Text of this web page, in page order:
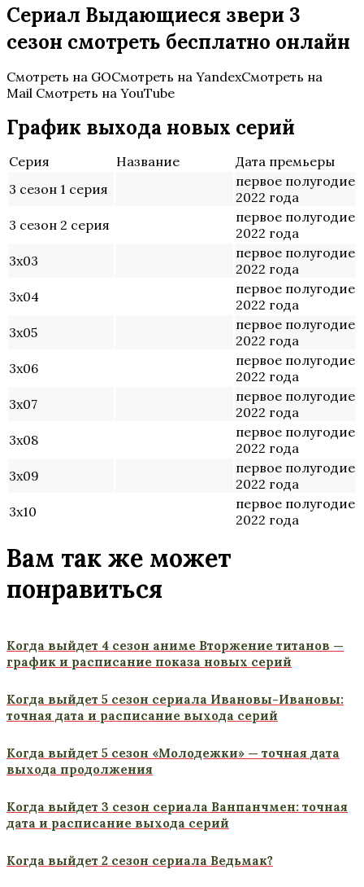
Сериал Выдающиеся звери 3
сезон смотреть бесплатно онлайн
Смотреть на GOСмотреть на YandexСмотреть на
Mail Смотреть на YouTube
График выхода новых серий
Серия Название
Дата премьеры
3 сезон 1 серия
первое полугодие
2022 года
3 сезон 2 серия
первое полугодие
2022 года
3х03
первое полугодие
2022 года
3х04
первое полугодие
2022 года
3х05
первое полугодие
2022 года
3х06
первое полугодие
2022 года
3х07
первое полугодие
2022 года
3х08
первое полугодие
2022 года
3х09
первое полугодие
2022 года
3х10
первое полугодие
2022 года
Вам так же может
понравиться
Когда выйдет 4 сезон аниме Вторжение титанов —
график и расписание показа новых серий
Когда выйдет 5 сезон сериала Ивановы-Ивановы:
точная дата и расписание выхода серий
Когда выйдет 5 сезон «Молодежки» — точная дата
выхода продолжения
Когда выйдет 3 сезон сериала Ванпанчмен: точная
дата и расписание выхода серий
Когда выйдет 2 сезон сериала Ведьмак?